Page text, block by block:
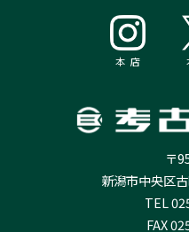
本 店
〒
新潟市中央区
TEL
FAX